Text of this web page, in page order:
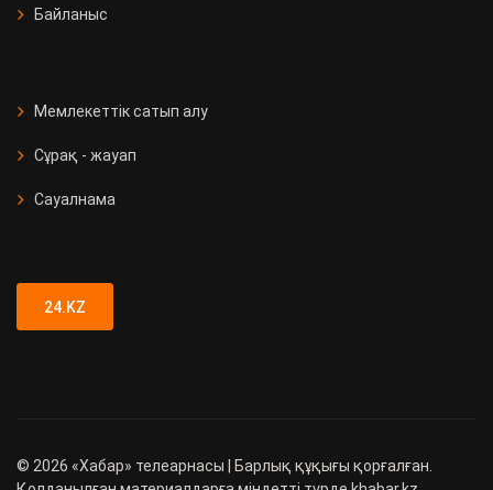
Байланыс
Мемлекеттік сатып алу
Сұрақ - жауап
Сауалнама
24.KZ
© 2026 «Хабар» телеарнасы | Барлық құқығы қорғалған.